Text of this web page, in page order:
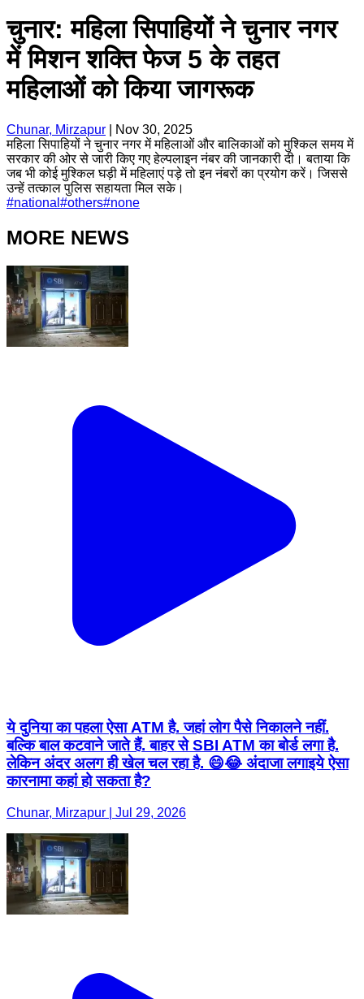
चुनार: महिला सिपाहियों ने चुनार नगर
में मिशन शक्ति फेज 5 के तहत
महिलाओं को किया जागरूक
Chunar, Mirzapur
Nov 30, 2025
महिला सिपाहियों ने चुनार नगर में महिलाओं और बालिकाओं को मुश्किल समय में
सरकार की ओर से जारी किए गए हेल्पलाइन नंबर की जानकारी दी। बताया कि
जब भी कोई मुश्किल घड़ी में महिलाएं पड़े तो इन नंबरों का प्रयोग करें। जिससे
उन्हें तत्काल पुलिस सहायता मिल सके।
#national #others#none
MORE NEWS
ये दुनिया का पहला ऐसा ATM है. जहां लोग पैसे निकालने नहीं.
बल्कि बाल कटवाने जाते हैं. बाहर से SBI ATM का बोर्ड लगा है.
लेकिन अंदर अलग ही खेल चल रहा है. 😄😂 अंदाजा लगाइये ऐसा
कारनामा कहां हो सकता है?
Chunar, Mirzapur | Jul 29, 2026